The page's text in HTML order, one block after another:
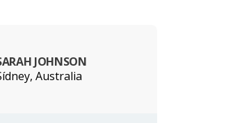
JOHNSON
Australia